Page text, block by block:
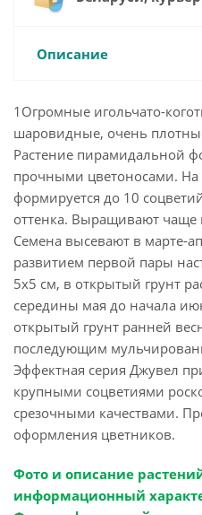
Описание
1Огромные игольчато-
шаровидные, очень
Растение пирамидальной
прочными цветоносами. На
формируется до 10
оттенка. Выращивают чаще
Семена высевают в марте-
развитием первой пары
5х5 см, в открытый грунт
середины мая до начала
открытый грунт ранней
последующим
Эффектная серия Джувел
крупными соцветиями
срезочными качествами.
оформления цветников.
Фото и описание
информационный